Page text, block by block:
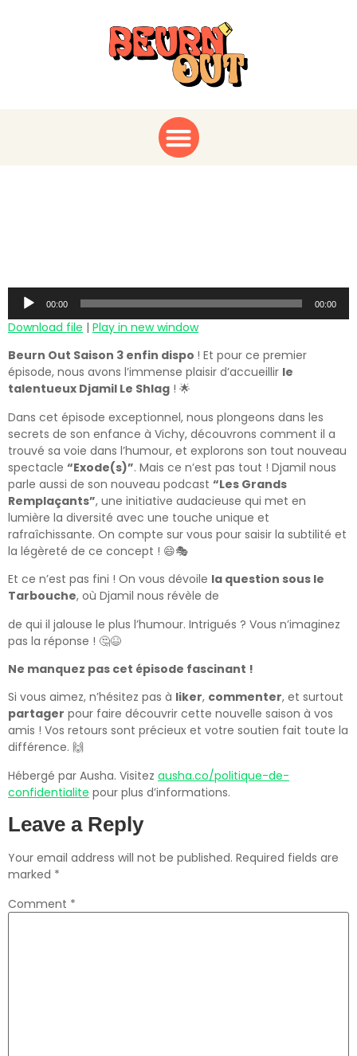
Audio
Player
00:00 00:00
Download file | Play in new window
Beurn Out Saison 3 enfin dispo ! Et pour ce premier
épisode, nous avons l’immense plaisir d’accueillir le
talentueux Djamil Le Shlag ! 🌟
Dans cet épisode exceptionnel, nous plongeons dans les
secrets de son enfance à Vichy, découvrons comment il a
trouvé sa voie dans l’humour, et explorons son tout nouveau
spectacle “Exode(s)”. Mais ce n’est pas tout ! Djamil nous
parle aussi de son nouveau podcast “Les Grands
Remplaçants”, une initiative audacieuse qui met en
lumière la diversité avec une touche unique et
rafraîchissante. On compte sur vous pour saisir la subtilité et
la légèreté de ce concept ! 😄🎭
Et ce n’est pas fini ! On vous dévoile la question sous le
Tarbouche, où Djamil nous révèle de
de qui il jalouse le plus l’humour. Intrigués ? Vous n’imaginez
pas la réponse ! 🤔😆
Ne manquez pas cet épisode fascinant !
Si vous aimez, n’hésitez pas à liker, commenter, et surtout
partager pour faire découvrir cette nouvelle saison à vos
amis ! Vos retours sont précieux et votre soutien fait toute la
différence. 🙌
Hébergé par Ausha. Visitez ausha.co/politique-de-
confidentialite pour plus d’informations.
Leave a Reply
Your email address will not be published. Required fields are
marked *
Comment *